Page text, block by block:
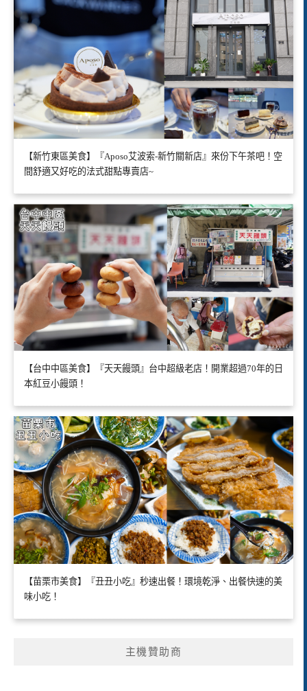
【新竹東區美食】『Aposo艾波索-新竹關新店』來份下午茶吧！空
間舒適又好吃的法式甜點專賣店~
【台中中區美食】『天天饅頭』台中超級老店！開業超過70年的日
本紅豆小饅頭！
【苗栗市美食】『丑丑小吃』秒速出餐！環境乾淨、出餐快速的美
味小吃！
主機贊助商